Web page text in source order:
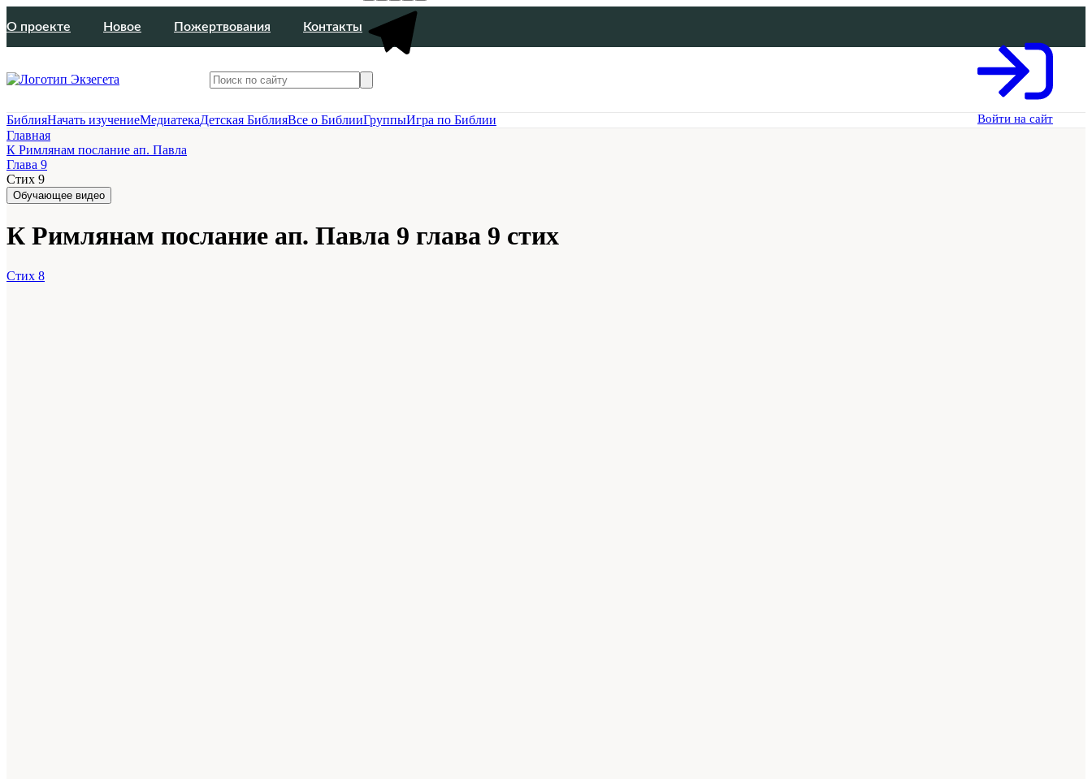
О проекте Новое Пожертвования Контакты
Войти на сайт
БиблияНачать изучениеМедиатекаДетская БиблияВсе о БиблииГруппыИгра по Библии
Главная
К Римлянам послание ап. Павла
Глава 9
Стих 9
Обучающее видео
К Римлянам послание ап. Павла 9 глава 9 стих
Стих 8